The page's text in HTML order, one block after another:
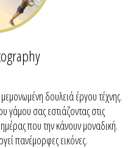
δουλειά έργου τέχνης.
γάμου σας εστιάζοντας στις
που την κάνουν μοναδική.
πανέμορφες εικόνες.